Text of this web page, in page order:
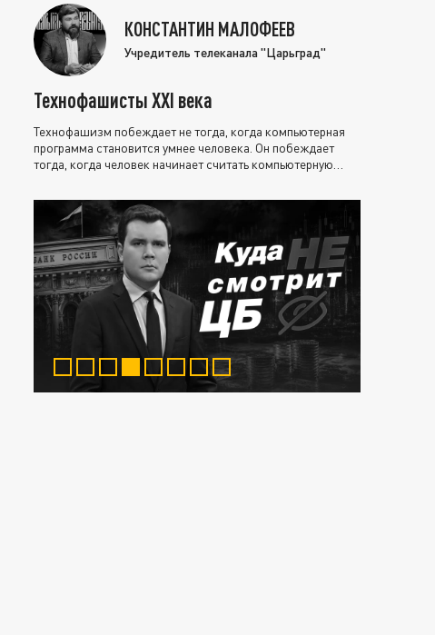
КОНСТАНТИН МАЛОФЕЕВ
Учредитель телеканала "Царьград"
Технофашисты XXI века
Технофашизм побеждает не тогда, когда компьютерная
программа становится умнее человека. Он побеждает
тогда, когда человек начинает считать компьютерную